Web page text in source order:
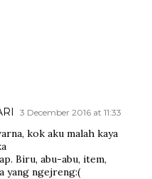
3 December 2016 at 11:33
kok aku malah kaya
Biru, abu-abu, item,
yang ngejreng:(